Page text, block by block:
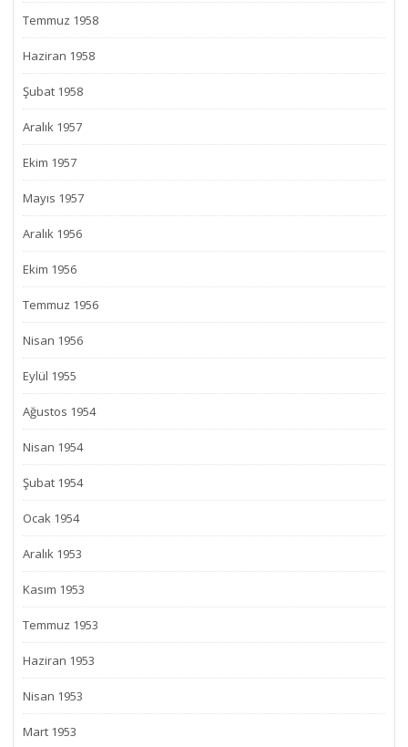
Temmuz 1958
Haziran 1958
Şubat 1958
Aralık 1957
Ekim 1957
Mayıs 1957
Aralık 1956
Ekim 1956
Temmuz 1956
Nisan 1956
Eylül 1955
Ağustos 1954
Nisan 1954
Şubat 1954
Ocak 1954
Aralık 1953
Kasım 1953
Temmuz 1953
Haziran 1953
Nisan 1953
Mart 1953